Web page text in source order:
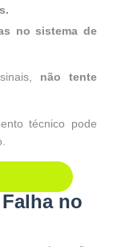
no sistema de
não tente
técnico pode
no